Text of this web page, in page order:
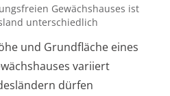
Gewächshauses ist
unterschiedlich
und Grundfläche eines
variiert
dürfen